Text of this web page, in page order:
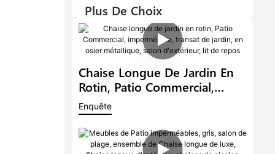
Plus De Choix
Chaise Longue De Jardin En
Rotin, Patio Commercial,
Imperméable, Transat De
Jardin, En Osier Métallique,
Salon D'extérieur, Lit De
Repos
Enquête